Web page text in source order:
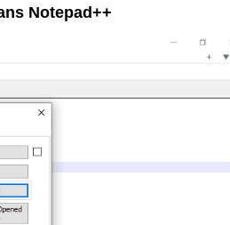
Notepad++